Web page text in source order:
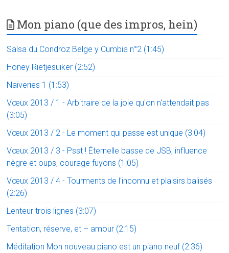
Mon piano (que des impros, hein)
Salsa du Condroz Belge y Cumbia n°2 (1:45)
Honey Rietjesuiker (2:52)
Naïveries 1 (1:53)
Vœux 2013 / 1 - Arbitraire de la joie qu'on n'attendait pas
(3:05)
Vœux 2013 / 2 - Le moment qui passe est unique (3:04)
Vœux 2013 / 3 - Psst ! Éternelle basse de JSB, influence
nègre et oups, courage fuyons (1:05)
Vœux 2013 / 4 - Tourments de l'inconnu et plaisirs balisés
(2:26)
Lenteur trois lignes (3:07)
Tentation, réserve, et – amour (2:15)
Méditation Mon nouveau piano est un piano neuf (2:36)